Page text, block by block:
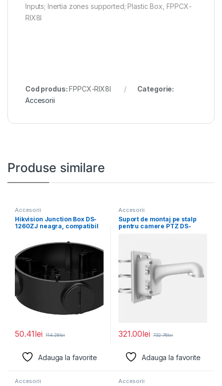
Inputs; Inertia zones supported; Plastic Box, FPPCX-
RIX8I
Cod produs:FPPCX-RIX8I
Categorie:
Accesorii
Produse similare
Accesorii
Hikvision Junction Box DS-
1260ZJ neagra, compatibil
50.41lei 114.28lei
Adauga la favorite
Accesorii
Suport de montaj pe stalp
pentru camere PTZ DS-
321.00lei 732.76lei
Adauga la favorite
Accesorii Accesorii